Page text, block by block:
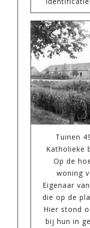
Tuinen
Katholieke
Op de
woning
Eigenaar
die op de
Hier stond
bij hun in